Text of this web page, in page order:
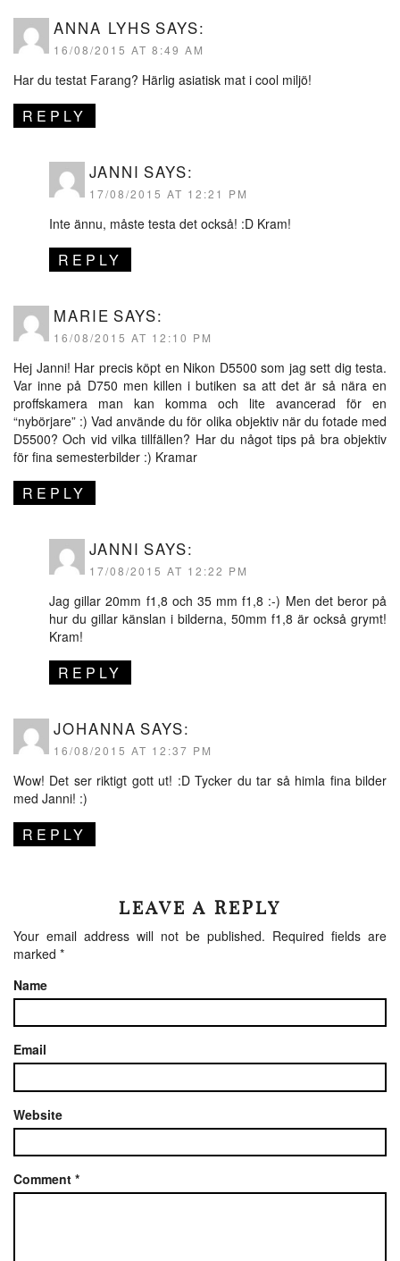
ANNA LYHS SAYS:
16/08/2015 AT 8:49 AM
Har du testat Farang? Härlig asiatisk mat i cool miljö!
REPLY
JANNI SAYS:
17/08/2015 AT 12:21 PM
Inte ännu, måste testa det också! :D Kram!
REPLY
MARIE SAYS:
16/08/2015 AT 12:10 PM
Hej Janni! Har precis köpt en Nikon D5500 som jag sett dig testa.
Var inne på D750 men killen i butiken sa att det är så nära en
proffskamera man kan komma och lite avancerad för en
“nybörjare” :) Vad använde du för olika objektiv när du fotade med
D5500? Och vid vilka tillfällen? Har du något tips på bra objektiv
för fina semesterbilder :) Kramar
REPLY
JANNI SAYS:
17/08/2015 AT 12:22 PM
Jag gillar 20mm f1,8 och 35 mm f1,8 :-) Men det beror på
hur du gillar känslan i bilderna, 50mm f1,8 är också grymt!
Kram!
REPLY
JOHANNA SAYS:
16/08/2015 AT 12:37 PM
Wow! Det ser riktigt gott ut! :D Tycker du tar så himla fina bilder
med Janni! :)
REPLY
LEAVE A REPLY
Your email address will not be published. Required fields are
marked *
Name
Email
Website
Comment *